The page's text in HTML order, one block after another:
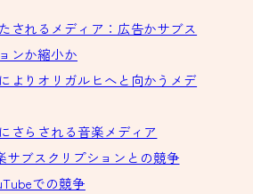
されるメディア：広告かサブス
ンか縮小か
よりオリガルヒへと向かうメデ
さらされる音楽メディア
サブスクリプションとの競争
での競争